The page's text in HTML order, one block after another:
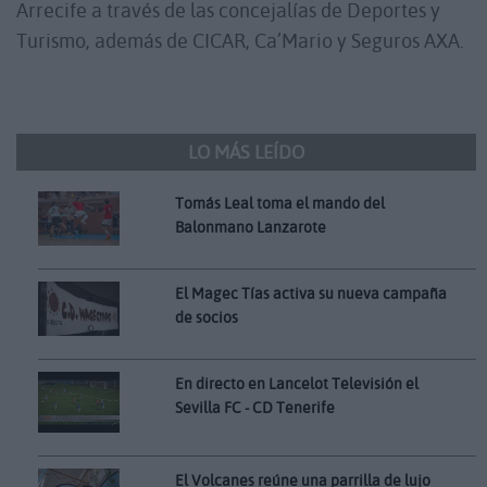
Arrecife a través de las concejalías de Deportes y
Turismo, además de CICAR, Ca’Mario y Seguros AXA.
LO MÁS LEÍDO
Tomás Leal toma el mando del
Balonmano Lanzarote
El Magec Tías activa su nueva campaña
de socios
En directo en Lancelot Televisión el
Sevilla FC - CD Tenerife
El Volcanes reúne una parrilla de lujo